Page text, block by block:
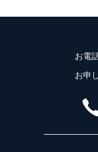
お電
お申